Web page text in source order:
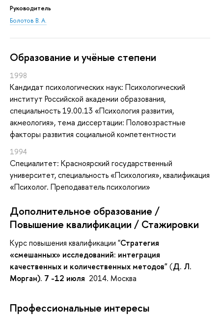
Руководитель
Болотов В. А.
Oбразование и учёные степени
1998
Кандидат психологических наук: Психологический
институт Российской академии образования,
специальность 19.00.13 «Психология развития,
акмеология», тема диссертации: Половозрастные
факторы развития социальной компетентности
1994
Специалитет: Красноярский государственный
университет, специальность «Психология», квалификация
«Психолог. Преподаватель психологии»
Дополнительное образование /
Повышение квалификации / Стажировки
Курс повышения квалификации "Стратегия
«смешанных» исследований: интеграция
качественных и количественных методов"(Д. Л.
Морган). 7 -12 июля 2014. Москва
Профессиональные интересы